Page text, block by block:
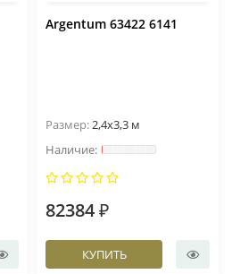
Argentum 63422 6141
Размер:2,4x3,3 м
82384 ₽
КУПИТЬ